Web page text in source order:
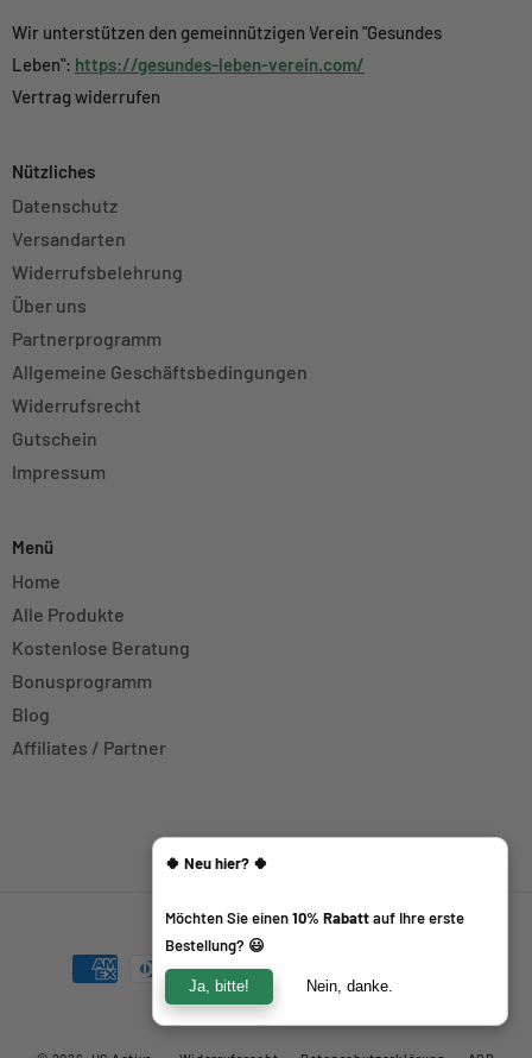
Wir unterstützen den gemeinnützigen Verein "Gesundes
Leben": https://gesundes-leben-verein.com/
Vertrag widerrufen
Nützliches
Datenschutz
Versandarten
Widerrufsbelehrung
Über uns
Partnerprogramm
Allgemeine Geschäftsbedingungen
Widerrufsrecht
Gutschein
Impressum
Menü
Home
Alle Produkte
Kostenlose Beratung
Bonusprogramm
Blog
Affiliates / Partner
Zahlungsmethoden
Special Offer
🍀 Neu hier? 🍀
Möchten Sie einen10% Rabattauf Ihre erste
Bestellung? 😃
Ja, bitte! Nein, danke.